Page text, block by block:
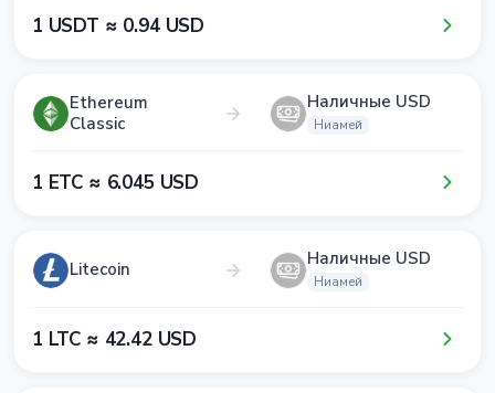
1​ USDT ≈ 0​.9​4​ USD
Ethereum
Classic
Наличные USD
Ниамей
1​ ETC ≈ 6​.0​4​5​ USD
Litecoin Наличные USD
Ниамей
1​ LTC ≈ 4​2​.4​2​ USD